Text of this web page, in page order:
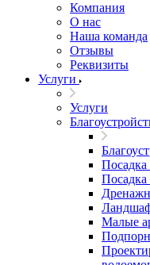
Компания
О нас
Наша команда
Отзывы
Реквизиты
Услуги
Услуги
Посадка
Посадка
Малые